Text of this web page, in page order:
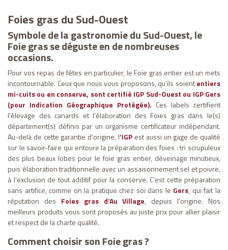
Foies gras du Sud-Ouest
Symbole de la gastronomie du Sud-Ouest, le
Foie gras se déguste en de nombreuses
occasions.
Pour vos repas de fêtes en particulier, le Foie gras entier est un mets
incontournable. Ceux que nous vous proposons, qu’ils soiententiers
mi-cuits ou en conserve, sont certifié IGP Sud-Ouest ou IGP Gers
(pour Indication Géographique Protégée). Ces labels certifient
l’élevage des canards et l’élaboration des Foies gras dans le(s)
département(s) définis par un organisme certificateur indépendant.
Au-delà de cette garantie d’origine, l’IGP est aussi un gage de qualité
sur le savoir-faire qui entoure la préparation des foies : tri scrupuleux
des plus beaux lobes pour le foie gras entier, déveinage minutieux,
puis élaboration traditionnelle avec un assaisonnement sel et poivre,
à l’exclusion de tout additif pour la conserve. C’est cette préparation
sans artifice, comme on la pratique chez soi dans le Gers, qui fait la
réputation des Foies gras d’Au Village, depuis l’origine. Nos
meilleurs produits vous sont proposés au juste prix pour allier plaisir
et respect de la charte qualité.
Comment choisir son Foie gras ?